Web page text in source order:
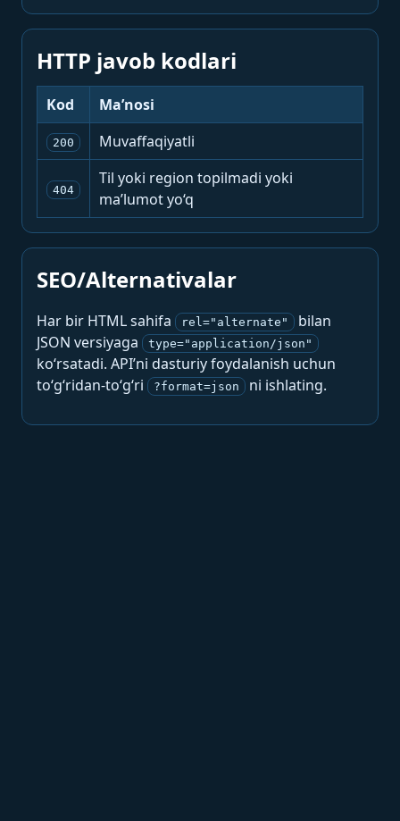
HTTP javob kodlari
Kod Ma’nosi
200 Muvaffaqiyatli
404
Til yoki region topilmadi yoki
ma’lumot yo‘q
SEO/Alternativalar
Har bir HTML sahifa rel="alternate"
bilan
JSON versiyaga
type="application/json"
ko‘rsatadi. API’ni dasturiy foydalanish uchun
to‘g‘ridan-to‘g‘ri
?format=json ni ishlating.